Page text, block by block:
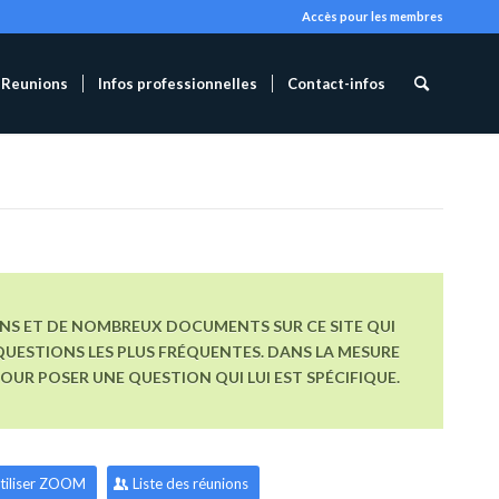
Accès pour les membres
Reunions Infos professionnelles Contact-infos
ET DE NOMBREUX DOCUMENTS SUR CE SITE QUI
LES PLUS FRÉQUENTES. DANS LA MESURE
POSER UNE QUESTION QUI LUI EST SPÉCIFIQUE.
ZOOM Liste des réunions